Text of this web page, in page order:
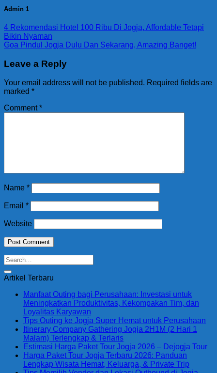
Admin 1
4 Rekomendasi Hotel 100 Ribu Di Jogja, Affordable Tetapi
Bikin Nyaman
Goa Pindul Jogja Dulu Dan Sekarang, Amazing Banget!
Leave a Reply
Your email address will not be published. Required fields are
marked *
Comment*
Name *
Email *
Website
Artikel Terbaru
Manfaat Outing bagi Perusahaan: Investasi untuk
Meningkatkan Produktivitas, Kekompakan Tim, dan
Loyalitas Karyawan
Tips Outing ke Jogja Super Hemat untuk Perusahaan
Itinerary Company Gathering Jogja 2H1M (2 Hari 1
Malam) Terlengkap & Terlaris
Estimasi Harga Paket Tour Jogja 2026 – Dejogja Tour
Harga Paket Tour Jogja Terbaru 2026: Panduan
Lengkap Wisata Hemat, Keluarga, & Private Trip